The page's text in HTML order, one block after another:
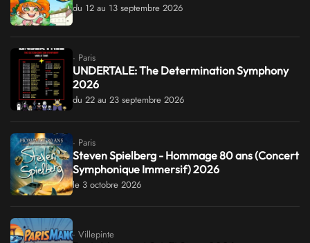
du 12 au 13 septembre 2026
· Paris
UNDERTALE: The Determination Symphony
2026
du 22 au 23 septembre 2026
· Paris
Steven Spielberg - Hommage 80 ans (Concert
Symphonique Immersif) 2026
le 3 octobre 2026
· Villepinte